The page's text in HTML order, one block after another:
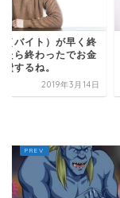
（バイト）が早く終
たら終わったでお金
するね。
2019年3月14日